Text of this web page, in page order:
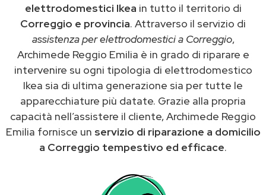
elettrodomestici Ikea in tutto il territorio di
Correggio e provincia. Attraverso il servizio di
assistenza per elettrodomestici a Correggio,
Archimede Reggio Emilia è in grado di riparare e
intervenire su ogni tipologia di elettrodomestico
Ikea sia di ultima generazione sia per tutte le
apparecchiature più datate. Grazie alla propria
capacità nell’assistere il cliente, Archimede Reggio
Emilia fornisce un servizio di riparazione a domicilio
a Correggio tempestivo ed efficace.